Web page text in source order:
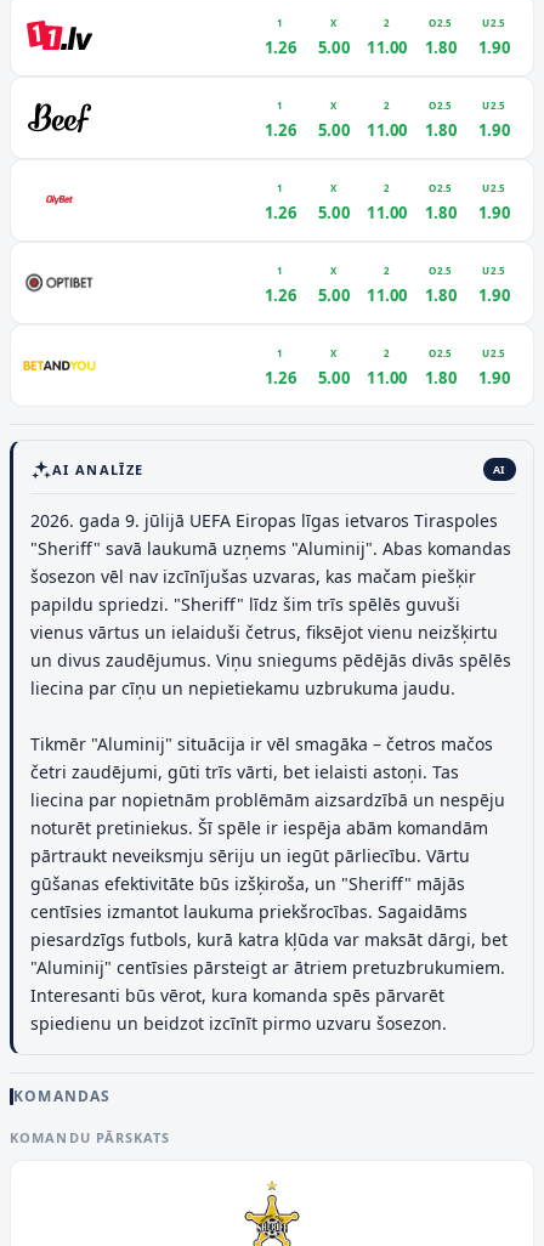
1
1.26
X
5.00
2
11.00
O2.5
1.80
U2.5
1.90
1
1.26
X
5.00
2
11.00
O2.5
1.80
U2.5
1.90
1
1.26
X
5.00
2
11.00
O2.5
1.80
U2.5
1.90
1
1.26
X
5.00
2
11.00
O2.5
1.80
U2.5
1.90
1
1.26
X
5.00
2
11.00
O2.5
1.80
U2.5
1.90
AI ANALĪZE AI
2026. gada 9. jūlijā UEFA Eiropas līgas ietvaros Tiraspoles
"Sheriff" savā laukumā uzņems "Aluminij". Abas komandas
šosezon vēl nav izcīnījušas uzvaras, kas mačam piešķir
papildu spriedzi. "Sheriff" līdz šim trīs spēlēs guvuši
vienus vārtus un ielaiduši četrus, fiksējot vienu neizšķirtu
un divus zaudējumus. Viņu sniegums pēdējās divās spēlēs
liecina par cīņu un nepietiekamu uzbrukuma jaudu.
Tikmēr "Aluminij" situācija ir vēl smagāka – četros mačos
četri zaudējumi, gūti trīs vārti, bet ielaisti astoņi. Tas
liecina par nopietnām problēmām aizsardzībā un nespēju
noturēt pretiniekus. Šī spēle ir iespēja abām komandām
pārtraukt neveiksmju sēriju un iegūt pārliecību. Vārtu
gūšanas efektivitāte būs izšķiroša, un "Sheriff" mājās
centīsies izmantot laukuma priekšrocības. Sagaidāms
piesardzīgs futbols, kurā katra kļūda var maksāt dārgi, bet
"Aluminij" centīsies pārsteigt ar ātriem pretuzbrukumiem.
Interesanti būs vērot, kura komanda spēs pārvarēt
spiedienu un beidzot izcīnīt pirmo uzvaru šosezon.
KOMANDAS
KOMANDU PĀRSKATS